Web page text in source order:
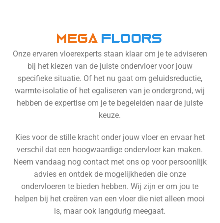
Mega Floors
Onze ervaren vloerexperts staan klaar om je te adviseren
bij het kiezen van de juiste ondervloer voor jouw
specifieke situatie. Of het nu gaat om geluidsreductie,
warmte-isolatie of het egaliseren van je ondergrond, wij
hebben de expertise om je te begeleiden naar de juiste
keuze.
Kies voor de stille kracht onder jouw vloer en ervaar het
verschil dat een hoogwaardige ondervloer kan maken.
Neem vandaag nog contact met ons op voor persoonlijk
advies en ontdek de mogelijkheden die onze
ondervloeren te bieden hebben. Wij zijn er om jou te
helpen bij het creëren van een vloer die niet alleen mooi
is, maar ook langdurig meegaat.